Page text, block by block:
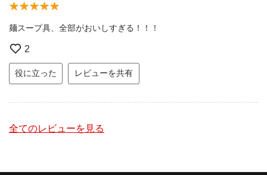
麺スープ具、全部がおいしすぎる！！！
2
役に立った レビューを共有
全てのレビューを見る